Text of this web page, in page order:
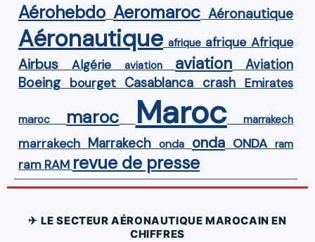
Aérohebdo Aeromaroc Aéronautique
Aéronautique afrique afrique Afrique
Airbus Algérie aviation aviation Aviation
Boeing bourget Casablanca crash Emirates
maroc maroc Maroc marrakech
marrakech Marrakech onda onda ONDA ram
ram RAM revue de presse
✈ LE SECTEUR AÉRONAUTIQUE MAROCAIN EN
CHIFFRES